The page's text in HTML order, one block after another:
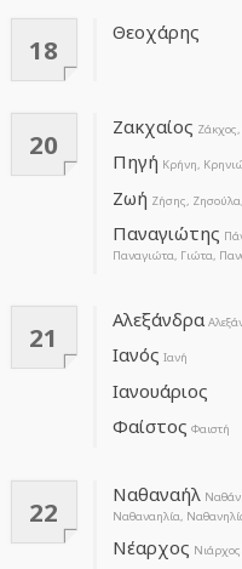
18
Θεοχάρης
20
Ζακχαίος
Πηγή Κρήνη,
Ζωή Ζήσης,
Παναγιώτης
Παναγιώτα, Γιώτα,
21
Αλεξάνδρα
Ιανός Ιανή
Ιανουάριος
Φαίστος Φαιστή
22
Ναθαναήλ
Ναθαναηλία,
Νέαρχος Νιάρχος